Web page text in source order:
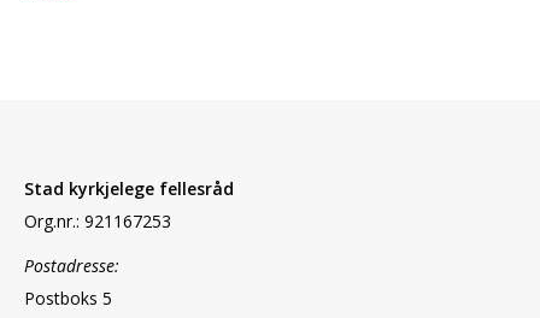
Stad kyrkjelege fellesråd
Org.nr.: 921167253
Postadresse:
Postboks 5